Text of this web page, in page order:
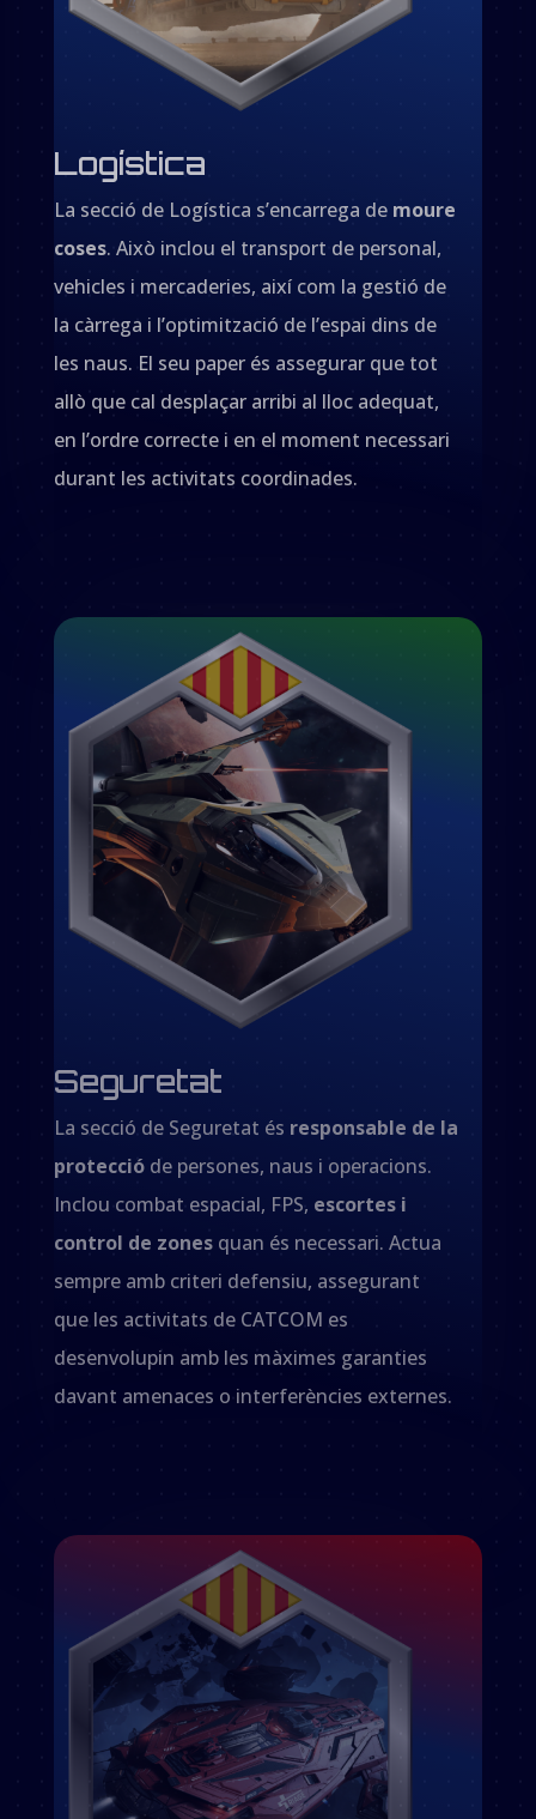
Logística
La secció de Logística s’encarrega de moure
coses. Això inclou el transport de personal,
vehicles i mercaderies, així com la gestió de
la càrrega i l’optimització de l’espai dins de
les naus. El seu paper és assegurar que tot
allò que cal desplaçar arribi al lloc adequat,
en l’ordre correcte i en el moment necessari
durant les activitats coordinades.
Seguretat
La secció de Seguretat és responsable de la
proteccióde persones, naus i operacions.
Inclou combat espacial, FPS, escortes i
control de zonesquan és necessari. Actua
sempre amb criteri defensiu, assegurant
que les activitats de CATCOM es
desenvolupin amb les màximes garanties
davant amenaces o interferències externes.